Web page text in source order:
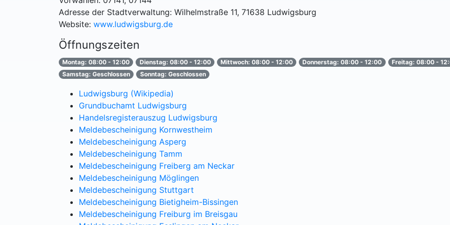
Adresse der Stadtverwaltung: Wilhelmstraße 11, 71638 Ludwigsburg
Website: www.ludwigsburg.de
Öffnungszeiten
Montag: 08:00 - 12:00 Dienstag: 08:00 - 12:00 Mittwoch: 08:00 - 12:00 Donnerstag: 08:00 - 12:00
Freitag: 08:00 -
Samstag: Geschlossen
Sonntag: Geschlossen
Ludwigsburg (Wikipedia)
Grundbuchamt Ludwigsburg
Handelsregisterauszug Ludwigsburg
Meldebescheinigung Kornwestheim
Meldebescheinigung Asperg
Meldebescheinigung Tamm
Meldebescheinigung Freiberg am Neckar
Meldebescheinigung Möglingen
Meldebescheinigung Stuttgart
Meldebescheinigung Bietigheim-Bissingen
Meldebescheinigung Freiburg im Breisgau